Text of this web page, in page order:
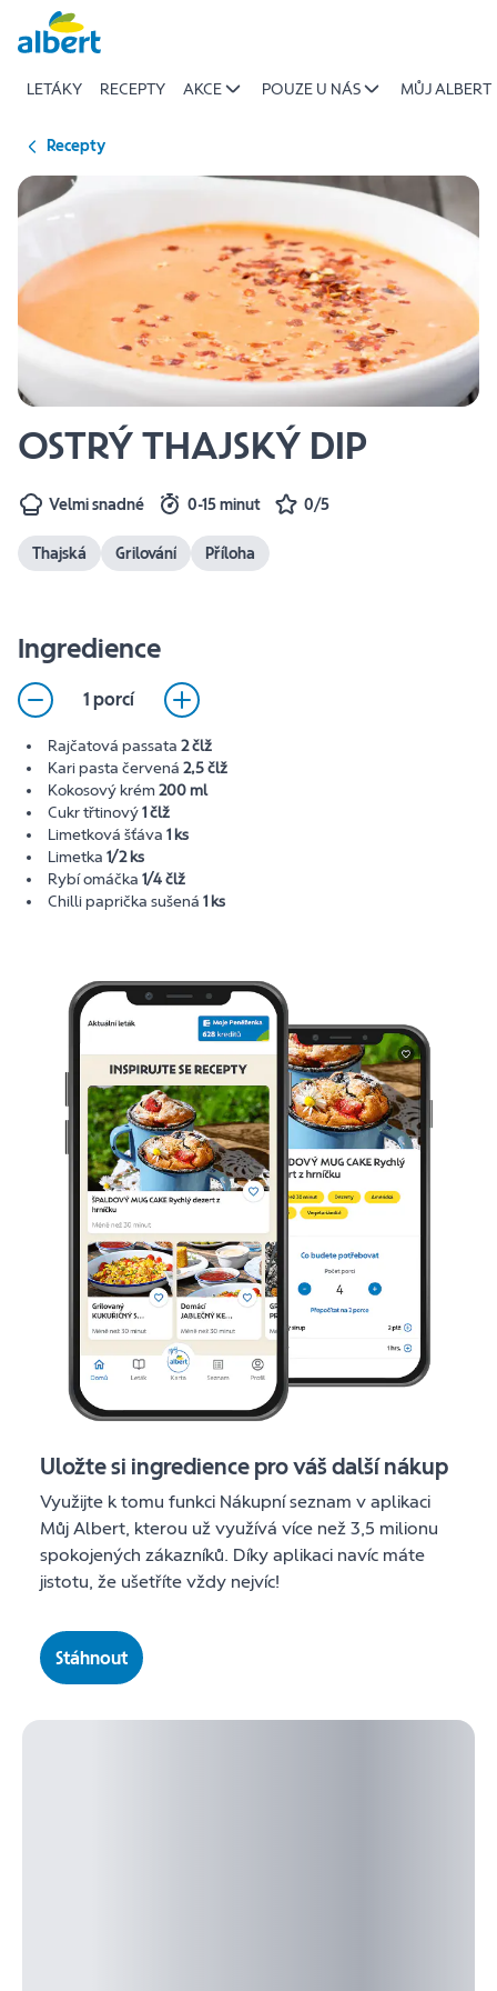
Přeskočit
LETÁKY RECEPTY AKCE POUZE U NÁS MŮJ ALBERT
Recepty
OSTRÝ THAJSKÝ DIP
Velmi snadné 0-15 minut 0/5
Thajská Grilování Příloha
Ingredience
1 porcí
Rajčatová passata 2 člž
Kari pasta červená 2,5 člž
Kokosový krém 200 ml
Cukr třtinový1 člž
Limetková šťáva 1 ks
Limetka 1/2 ks
Rybí omáčka 1/4 člž
Chilli paprička sušená 1 ks
Uložte si ingredience pro váš další nákup
Využijte k tomu funkci Nákupní seznam v aplikaci
Můj Albert, kterou už využívá více než 3,5 milionu
spokojených zákazníků. Díky aplikaci navíc máte
jistotu, že ušetříte vždy nejvíc!
Stáhnout